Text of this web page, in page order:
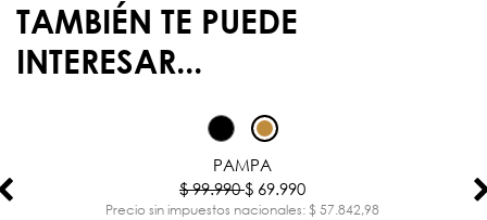
TAMBIÉN TE PUEDE
INTERESAR...
PAMPA
$ 99.990$ 69.990
Precio sin impuestos nacionales: $ 57.842,98